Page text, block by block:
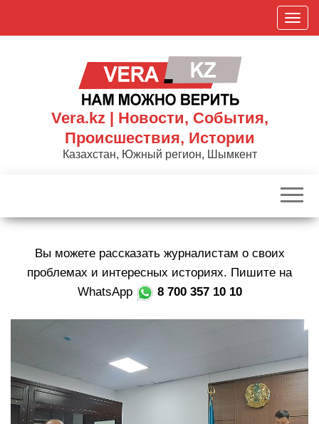
П
о
к
р
г
а
и
Vera.kz | Новости, События,
Происшествия, Истории
Казахстан, Южный регион, Шымкент
Вы можете рассказать журналистам о своих
проблемах и интересных историях. Пишите на
WhatsApp
8 700 357 10 10